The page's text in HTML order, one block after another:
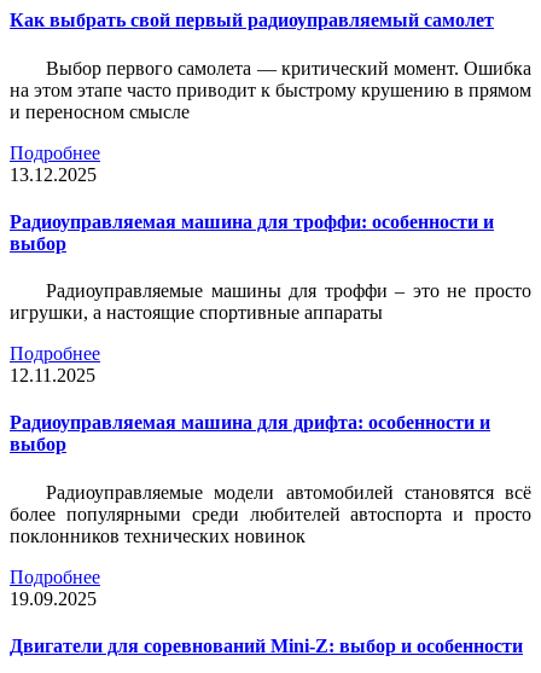
Как выбрать свой первый радиоуправляемый самолет
Выбор первого самолета — критический момент. Ошибка
на этом этапе часто приводит к быстрому крушению в прямом
и переносном смысле
Подробнее
13.12.2025
Радиоуправляемая машина для троффи: особенности и
выбор
Радиоуправляемые машины для троффи – это не просто
игрушки, а настоящие спортивные аппараты
Подробнее
12.11.2025
Радиоуправляемая машина для дрифта: особенности и
выбор
Радиоуправляемые модели автомобилей становятся всё
более популярными среди любителей автоспорта и просто
поклонников технических новинок
Подробнее
19.09.2025
Двигатели для соревнований Mini-Z: выбор и особенности